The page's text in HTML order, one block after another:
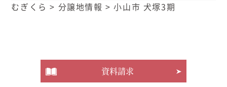
むぎくら > 分譲地情報 >小山市 犬塚3期
資料請求